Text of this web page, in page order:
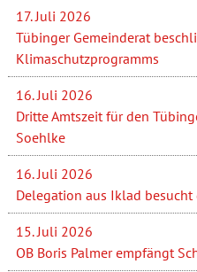
17. Juli 2026
Tübinger Gemeinderat
Klimaschutzprogramms
16. Juli 2026
Dritte Amtszeit für den
Soehlke
16. Juli 2026
Delegation aus Iklad
15. Juli 2026
OB Boris Palmer empfängt